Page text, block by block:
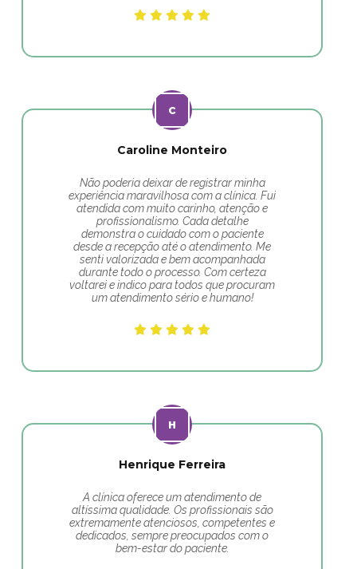
Caroline Monteiro
Não poderia deixar de registrar minha
experiência maravilhosa com a clínica. Fui
atendida com muito carinho, atenção e
profissionalismo. Cada detalhe
demonstra o cuidado com o paciente
desde a recepção até o atendimento. Me
senti valorizada e bem acompanhada
durante todo o processo. Com certeza
voltarei e indico para todos que procuram
um atendimento sério e humano!
Henrique Ferreira
A clínica oferece um atendimento de
altíssima qualidade. Os profissionais são
extremamente atenciosos, competentes e
dedicados, sempre preocupados com o
bem-estar do paciente.